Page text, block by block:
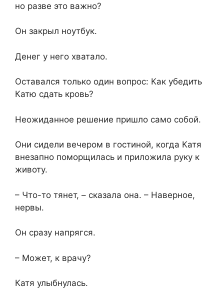
но разве это важно?
Он закрыл ноутбук.
Денег у него хватало.
Оставался только один вопрос: Как убедить
Катю сдать кровь?
Неожиданное решение пришло само собой.
Они сидели вечером в гостиной, когда Катя
внезапно поморщилась и приложила руку к
животу.
– Что-то тянет, – сказала она. – Наверное,
нервы.
Он сразу напрягся.
– Может, к врачу?
Катя улыбнулась.